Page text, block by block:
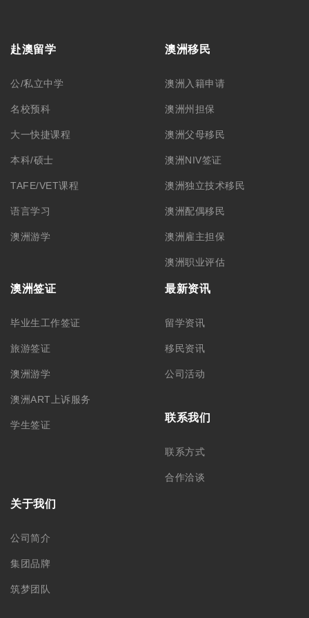
赴澳留学
公/私立中学
名校预科
大一快捷课程
本科/硕士
TAFE/VET课程
语言学习
澳洲游学
澳洲移民
澳洲入籍申请
澳洲州担保
澳洲父母移民
澳洲NIV签证
澳洲独立技术移民
澳洲配偶移民
澳洲雇主担保
澳洲职业评估
澳洲签证
毕业生工作签证
旅游签证
澳洲游学
澳洲ART上诉服务
学生签证
最新资讯
留学资讯
移民资讯
公司活动
联系我们
联系方式
合作洽谈
关于我们
公司简介
集团品牌
筑梦团队